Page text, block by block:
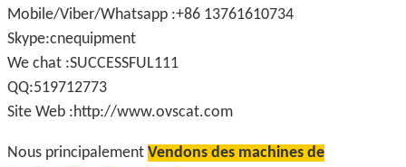
Mobile/Viber/Whatsapp :+86 13761610734
Skype:cnequipment
We chat :SUCCESSFUL111
QQ:519712773
Site Web :http://www.ovscat.com
Nous principalement Vendons des machines de